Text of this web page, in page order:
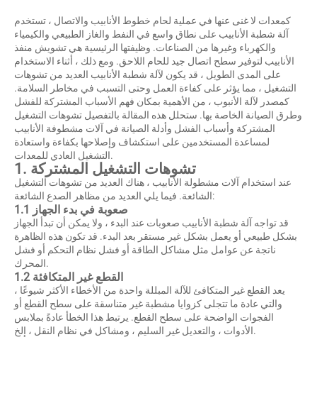
كمعدات لا غنى عنها في عملية لحام خطوط الأنابيب والاتصال ، تستخدم
آلة شطبة الأنابيب على نطاق واسع في النفط والغاز الطبيعي والكيمياء
والكهرباء وغيرها من الصناعات. وظيفتها الرئيسية هي تشويش منفذ
الأنابيب لتوفير سطح اتصال جيد للحام اللاحق. ومع ذلك ، أثناء الاستخدام
على المدى الطويل ، قد يكون لآلة شطبة الأنابيب العديد من تشوهات
التشغيل ، مما يؤثر على كفاءة العمل وحتى التسبب في مخاطر السلامة.
كمصدر لآلة الأنبوب ، من الأهمية بمكان فهم الأسباب المشتركة للفشل
وطرق الصيانة الخاصة بها. ستحلل هذه المقالة بالتفصيل تشوهات التشغيل
المشتركة وأسباب الفشل وأدلة الصيانة في آلات مشطوفة الأنابيب
لمساعدة المستخدمين على استكشاف وإصلاحها بكفاءة واستعادة
التشغيل العادي للمعدات.
1. تشوهات التشغيل المشتركة
عند استخدام آلات مشطولة الأنابيب ، هناك العديد من تشوهات التشغيل
الشائعة. فيما يلي العديد من مظاهر الصدع الشائعة:
1.1 صعوبة في بدء الجهاز
قد تواجه آلة شطبة الأنابيب صعوبات عند البدء ، ولا يمكن أن تبدأ الجهاز
بشكل طبيعي أو يعمل بشكل غير مستقر بعد البدء. قد تكون هذه الظاهرة
ناتجة عن عوامل مثل مشاكل الطاقة أو فشل نظام التحكم أو فشل
المحرك.
1.2 القطع غير المتكافئة
يعد القطع غير المتكافئ للآلة المبللة واحدة من الأخطاء الأكثر شيوعًا ،
والتي عادة ما تتجلى كزوايا مشطبة غير متناسقة على سطح القطع أو
الفجوات الواضحة على سطح القطع. يرتبط هذا الخطأ عادةً بملابس
الأدوات ، والتعديل غير السليم ، ومشاكل في نظام النقل ، إلخ.